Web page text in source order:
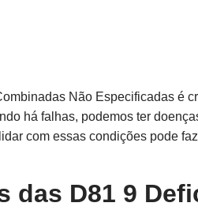
Não Especificadas é
há falhas, podemos ter
com essas condições pode
das D81 9